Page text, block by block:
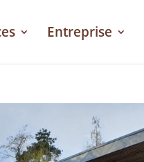
Entreprise